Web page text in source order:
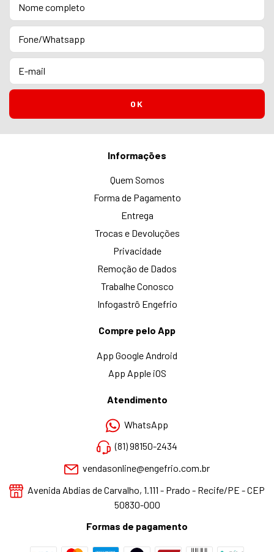
Informações
Quem Somos
Forma de Pagamento
Entrega
Trocas e Devoluções
Privacidade
Remoção de Dados
Trabalhe Conosco
Infogastrô Engefrio
Compre pelo App
App Google Android
App Apple iOS
Atendimento
WhatsApp
(81) 98150-2434
vendasonline@engefrio.com.br
Avenida Abdias de Carvalho, 1.111 - Prado - Recife/PE - CEP
50830-000
Formas de pagamento